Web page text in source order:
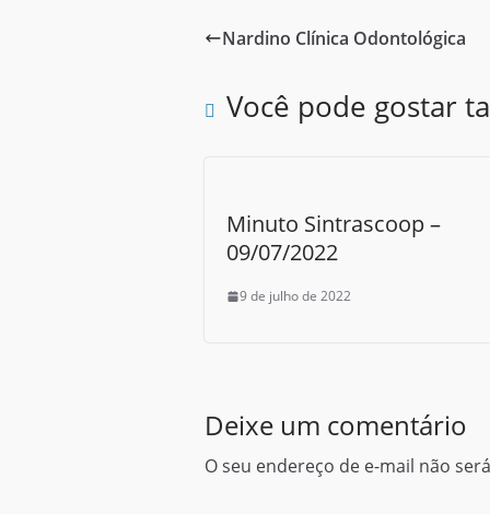
otr
Nardino Clínica Odontológica
Você pode gostar
Minuto Sintrascoop –
09/07/2022
9 de julho de 2022
Deixe um comentário
O seu endereço de e-mail não